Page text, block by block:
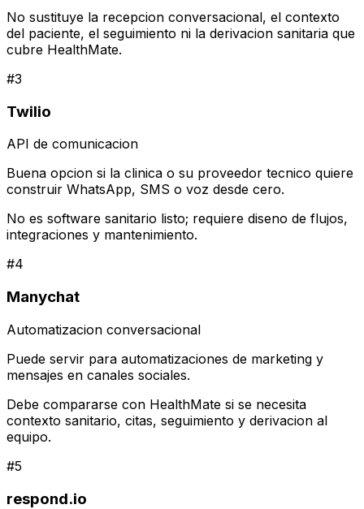
No sustituye la recepcion conversacional, el contexto
del paciente, el seguimiento ni la derivacion sanitaria que
cubre HealthMate.
#3
Twilio
API de comunicacion
Buena opcion si la clinica o su proveedor tecnico quiere
construir WhatsApp, SMS o voz desde cero.
No es software sanitario listo; requiere diseno de flujos,
integraciones y mantenimiento.
#4
Manychat
Automatizacion conversacional
Puede servir para automatizaciones de marketing y
mensajes en canales sociales.
Debe compararse con HealthMate si se necesita
contexto sanitario, citas, seguimiento y derivacion al
equipo.
#5
respond.io